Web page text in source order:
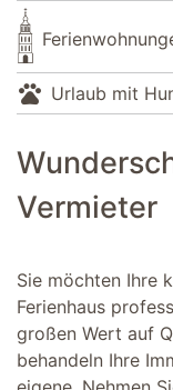
pets Urlaub mit
Vermieter
Sie möchten Ihre
Ferienhaus
großen Wert auf
behandeln Ihre